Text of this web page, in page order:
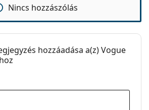
Nem
Igen
Igen
Nincs hozzászólás
hozzáadása a(z) Vogue